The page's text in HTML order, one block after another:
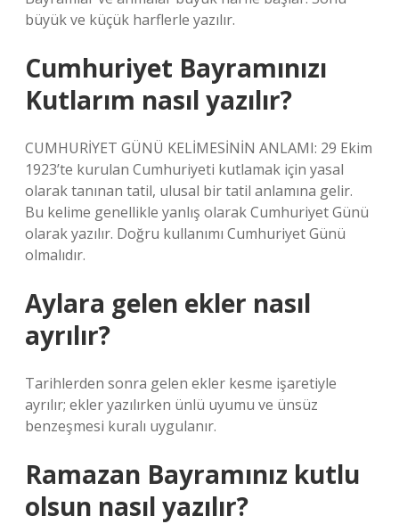
büyük ve küçük harflerle yazılır.
Cumhuriyet Bayramınızı
Kutlarım nasıl yazılır?
CUMHURİYET GÜNÜ KELİMESİNİN ANLAMI: 29 Ekim
1923’te kurulan Cumhuriyeti kutlamak için yasal
olarak tanınan tatil, ulusal bir tatil anlamına gelir.
Bu kelime genellikle yanlış olarak Cumhuriyet Günü
olarak yazılır. Doğru kullanımı Cumhuriyet Günü
olmalıdır.
Aylara gelen ekler nasıl
ayrılır?
Tarihlerden sonra gelen ekler kesme işaretiyle
ayrılır; ekler yazılırken ünlü uyumu ve ünsüz
benzeşmesi kuralı uygulanır.
Ramazan Bayramınız kutlu
olsun nasıl yazılır?